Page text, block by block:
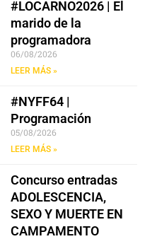
#LOCARNO2026 | El
marido de la
programadora
06/08/2026
LEER MÁS »
#NYFF64 |
Programación
05/08/2026
LEER MÁS »
Concurso entradas
ADOLESCENCIA,
SEXO Y MUERTE EN
CAMPAMENTO